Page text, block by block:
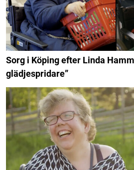
Sorg i Köping efter Linda
glädjespridare”